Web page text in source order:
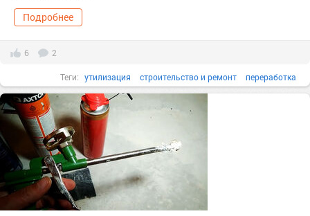
Подробнее
6 2
Теги: утилизация строительство и ремонт переработка
опасные отходы